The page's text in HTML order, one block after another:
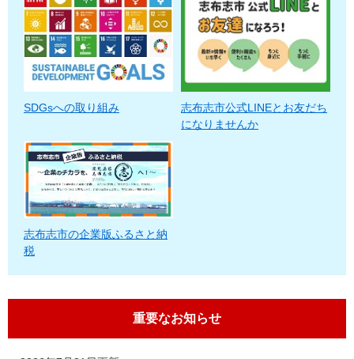
SDGsへの取り組み
志布志市公式LINEとお友だち
になりませんか
志布志市の企業版ふるさと納
税
重要なお知らせ